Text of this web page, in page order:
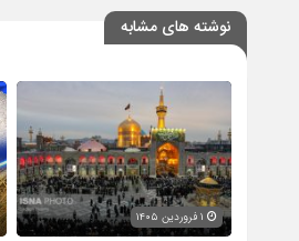
نوشته های مشابه